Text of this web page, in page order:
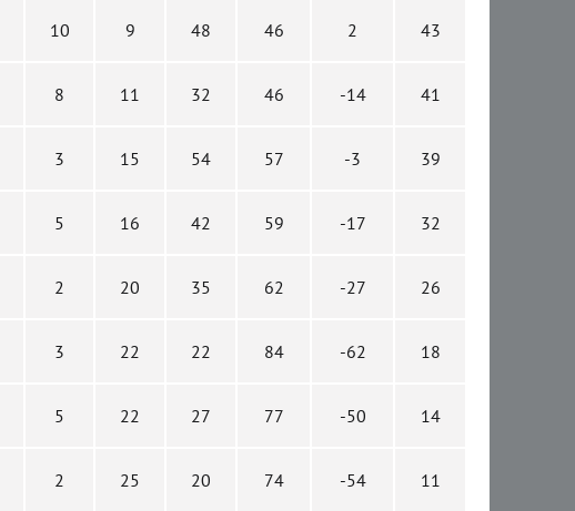
10 9 48 46 2 43
8 11 32 46 -14 41
3 15 54 57 -3 39
5 16 42 59 -17 32
2 20 35 62 -27 26
3 22 22 84 -62 18
5 22 27 77 -50 14
2 25 20 74 -54 11